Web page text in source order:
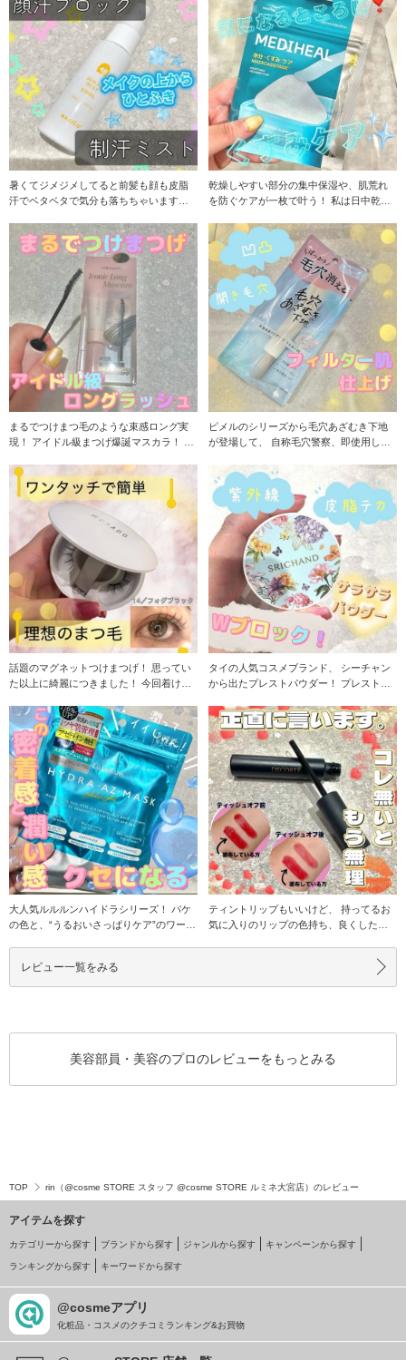
暑くてジメジメしてると前髪も顔も皮脂
汗でベタベタで気分も落ちちゃいますよ
乾燥しやすい部分の集中保湿や、肌荒れ
を防ぐケアが一枚で叶う！ 私は日中乾燥
まるでつけまつ毛のような束感ロング実
現！ アイドル級まつげ爆誕マスカラ！ 湿
ピメルのシリーズから毛穴あざむき下地
が登場して、 自称毛穴警察、即使用しま
話題のマグネットつけまつげ！ 思ってい
た以上に綺麗につきました！ 今回着けた
タイの人気コスメブランド、 シーチャン
から出たプレストパウダー！ プレストタ
大人気ルルルンハイドラシリーズ！ パケ
の色と、“うるおいさっぱりケア”のワード
ティントリップもいいけど、 持ってるお
気に入りのリップの色持ち、良くしたく
レビュー一覧をみる
美容部員・美容のプロのレビューをもっとみる
TOP rin（@cosme STORE スタッフ @cosme STORE ルミネ大宮店）のレビュー
アイテムを探す
カテゴリーから探す ブランドから探す ジャンルから探す キャンペーンから探す
ランキングから探す キーワードから探す
@cosmeアプリ
化粧品・コスメのクチコミランキング&お買物